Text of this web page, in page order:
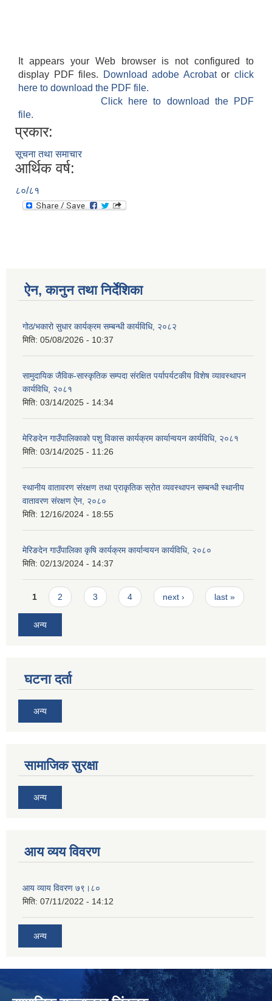
It appears your Web browser is not configured to
display PDF files.
Download adobe Acrobatorclick
here to download the PDF file.
Click here to download the PDF
file.
प्रकार:
सूचना तथा समाचार
आर्थिक वर्ष:
८०/८१
ऐन, कानुन तथा निर्देशिका
गोठ/भकारो सुधार कार्यक्रम सम्बन्धी कार्यविधि, २०८२
मिति: 05/08/2026 - 10:37
सामुदायिक जैविक-सास्कृतिक सम्पदा संरक्षित पर्यापर्यटकीय विशेष व्यावस्थापन
कार्यविधि, २०८१
मिति: 03/14/2025 - 14:34
मेरिङदेन गाउँपालिकाको पशु विकास कार्यक्रम कार्यान्वयन कार्यविधि, २०८१
मिति: 03/14/2025 - 11:26
स्थानीय वातावरण संरक्षण तथा प्राकृतिक स्रोत व्यवस्थापन सम्बन्धी स्थानीय
वातावरण संरक्षण ऐन, २०८०
मिति: 12/16/2024 - 18:55
मेरिङदेन गाउँपालिका कृषि कार्यक्रम कार्यान्वयन कार्यविधि, २०८०
मिति: 02/13/2024 - 14:37
Pages
1 2 3 4 next › last »
अन्य
घटना दर्ता
अन्य
सामाजिक सुरक्षा
अन्य
आय व्यय विवरण
आय व्याय विवरण ७९।८०
मिति: 07/11/2022 - 14:12
अन्य